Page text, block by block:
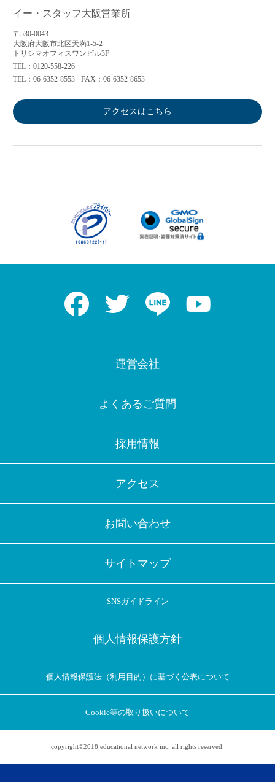
アプリに切り替えてみませんか
イー・スタッフ大阪営業所
〒530-0043
大阪府大阪市北区天満1-5-2
トリシマオフィスワンビル3F
TEL：0120-558-226
TEL：06-6352-8553
FAX：06-6352-8653
アクセスはこちら
Facebook Twitter LINE
運営会社
よくあるご質問
採用情報
アクセス
お問い合わせ
サイトマップ
SNSガイドライン
個人情報保護方針
個人情報保護法（利用目的）に基づく公表について
Cookie等の取り扱いについて
copyright©2018 educational network inc. all rights reserved.